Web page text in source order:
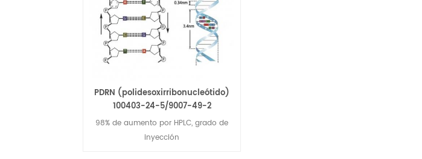
PDRN (polidesoxirribonucleótido)
100403-24-5/9007-49-2
98% de aumento por HPLC, grado de
inyección